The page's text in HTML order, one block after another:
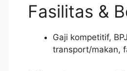
Fasilitas &
Gaji kompetitif,
transport/makan,